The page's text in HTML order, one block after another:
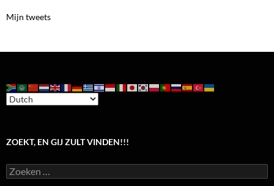
Mijn tweets
ZOEKT, EN GIJ ZULT VINDEN!!!
Zoeken
naar: